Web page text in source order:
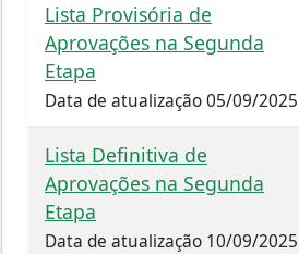
Lista Provisória de
Aprovações na Segunda
Etapa
Data de atualização 05/09/2025
Lista Definitiva de
Aprovações na Segunda
Etapa
Data de atualização 10/09/2025